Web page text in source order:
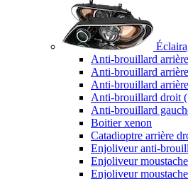
Anti-brouillard arrière
Anti-brouillard
Anti-brouillard
Anti-brouillard droit
Anti-brouillard
Boitier xenon
Catadioptre arrière
Enjoliveur anti-
Enjoliveur
Enjoliveur